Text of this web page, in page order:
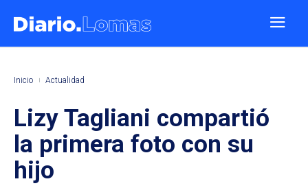
Inicio Actualidad
Lizy Tagliani compartió
la primera foto con su
hijo